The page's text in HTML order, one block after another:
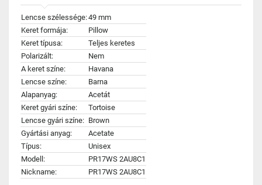
Lencse szélessége:49 mm
Keret formája:
Pillow
Keret típusa:
Teljes keretes
Polarizált:
Nem
A keret színe:
Havana
Lencse színe:
Barna
Alapanyag:
Acetát
Keret gyári színe:
Tortoise
Lencse gyári színe: Brown
Gyártási anyag:
Acetate
Típus:
Unisex
Modell:
PR17WS 2AU8C1
Nickname:
PR17WS 2AU8C1